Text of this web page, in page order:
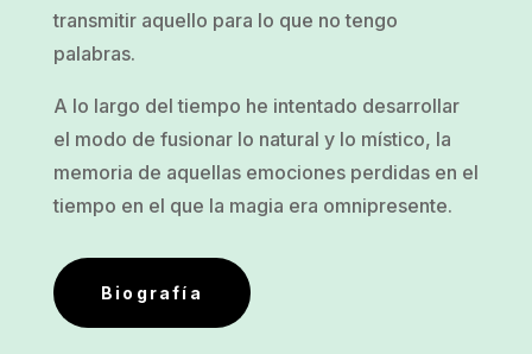
transmitir aquello para lo que no tengo
palabras.
A lo largo del tiempo he intentado desarrollar
el modo de fusionar lo natural y lo místico, la
memoria de aquellas emociones perdidas en el
tiempo en el que la magia era omnipresente.
Biografía